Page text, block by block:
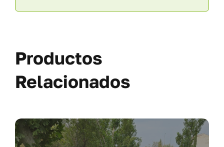
Productos
Relacionados